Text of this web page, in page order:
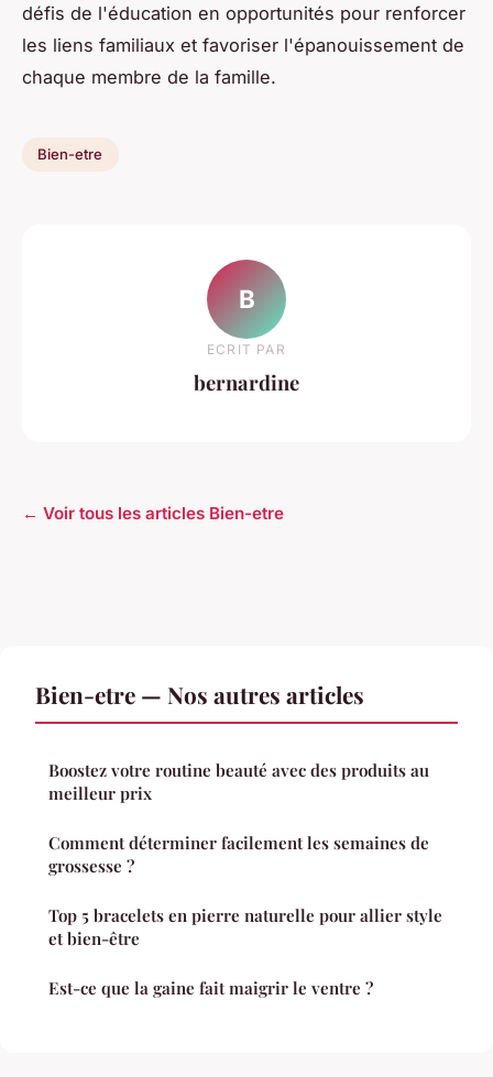
défis de l'éducation en opportunités pour renforcer
les liens familiaux et favoriser l'épanouissement de
chaque membre de la famille.
Bien-etre
B
ECRIT PAR
bernardine
← Voir tous les articles Bien-etre
Bien-etre — Nos autres articles
Boostez votre routine beauté avec des produits au
meilleur prix
Comment déterminer facilement les semaines de
grossesse ?
Top 5 bracelets en pierre naturelle pour allier style
et bien-être
Est-ce que la gaine fait maigrir le ventre ?